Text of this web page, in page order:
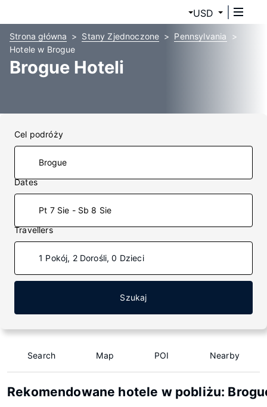
USD
Strona główna Stany Zjednoczone
Pennsylvania
Hotele w Brogue
Brogue Hoteli
Cel podróży
Dates
Pt 7 Sie - Sb 8 Sie
Travellers
1 Pokój, 2 Dorośli, 0 Dzieci
Szukaj
Search Map POI Nearby
Rekomendowane hotele w pobliżu: